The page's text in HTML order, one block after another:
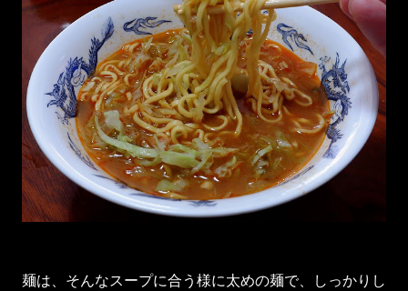
麺は、そんなスープに合う様に太めの麺で、しっかりし